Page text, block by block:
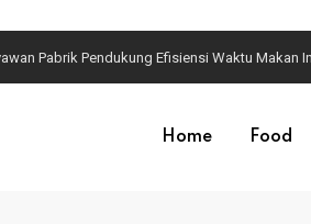
Meningkatkan Imun Tubuh
Home Food